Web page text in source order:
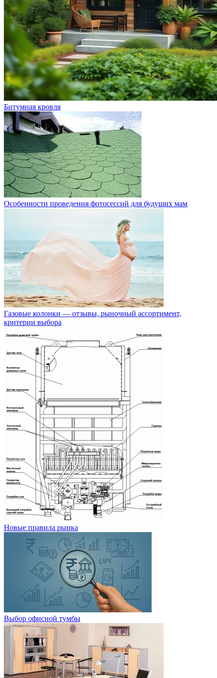
Битумная кровля
Особенности проведения фотосессий для будущих мам
Газовые колонки — отзывы, рыночный ассортимент,
критерии выбора
Новые правила рынка
Выбор офисной тумбы